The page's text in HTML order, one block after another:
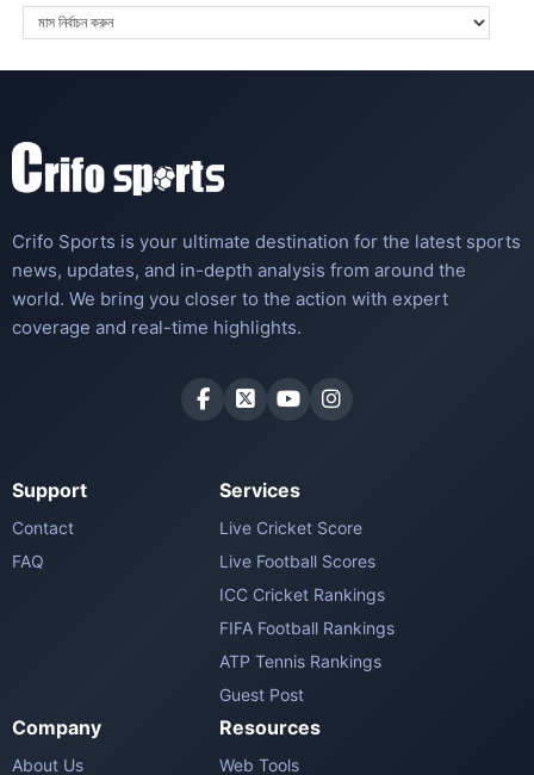
Crifo Sports is your ultimate destination for the latest sports
news, updates, and in-depth analysis from around the
world. We bring you closer to the action with expert
coverage and real-time highlights.
Support
Contact
FAQ
Services
Live Cricket Score
Live Football Scores
ICC Cricket Rankings
FIFA Football Rankings
ATP Tennis Rankings
Guest Post
Company
About Us
Resources
Web Tools